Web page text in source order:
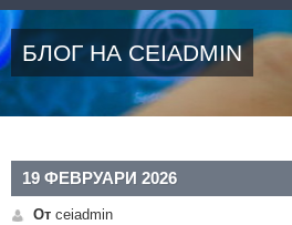
БЛОГ НА CEIADMIN
19 ФЕВРУАРИ 2026
От ceiadmin